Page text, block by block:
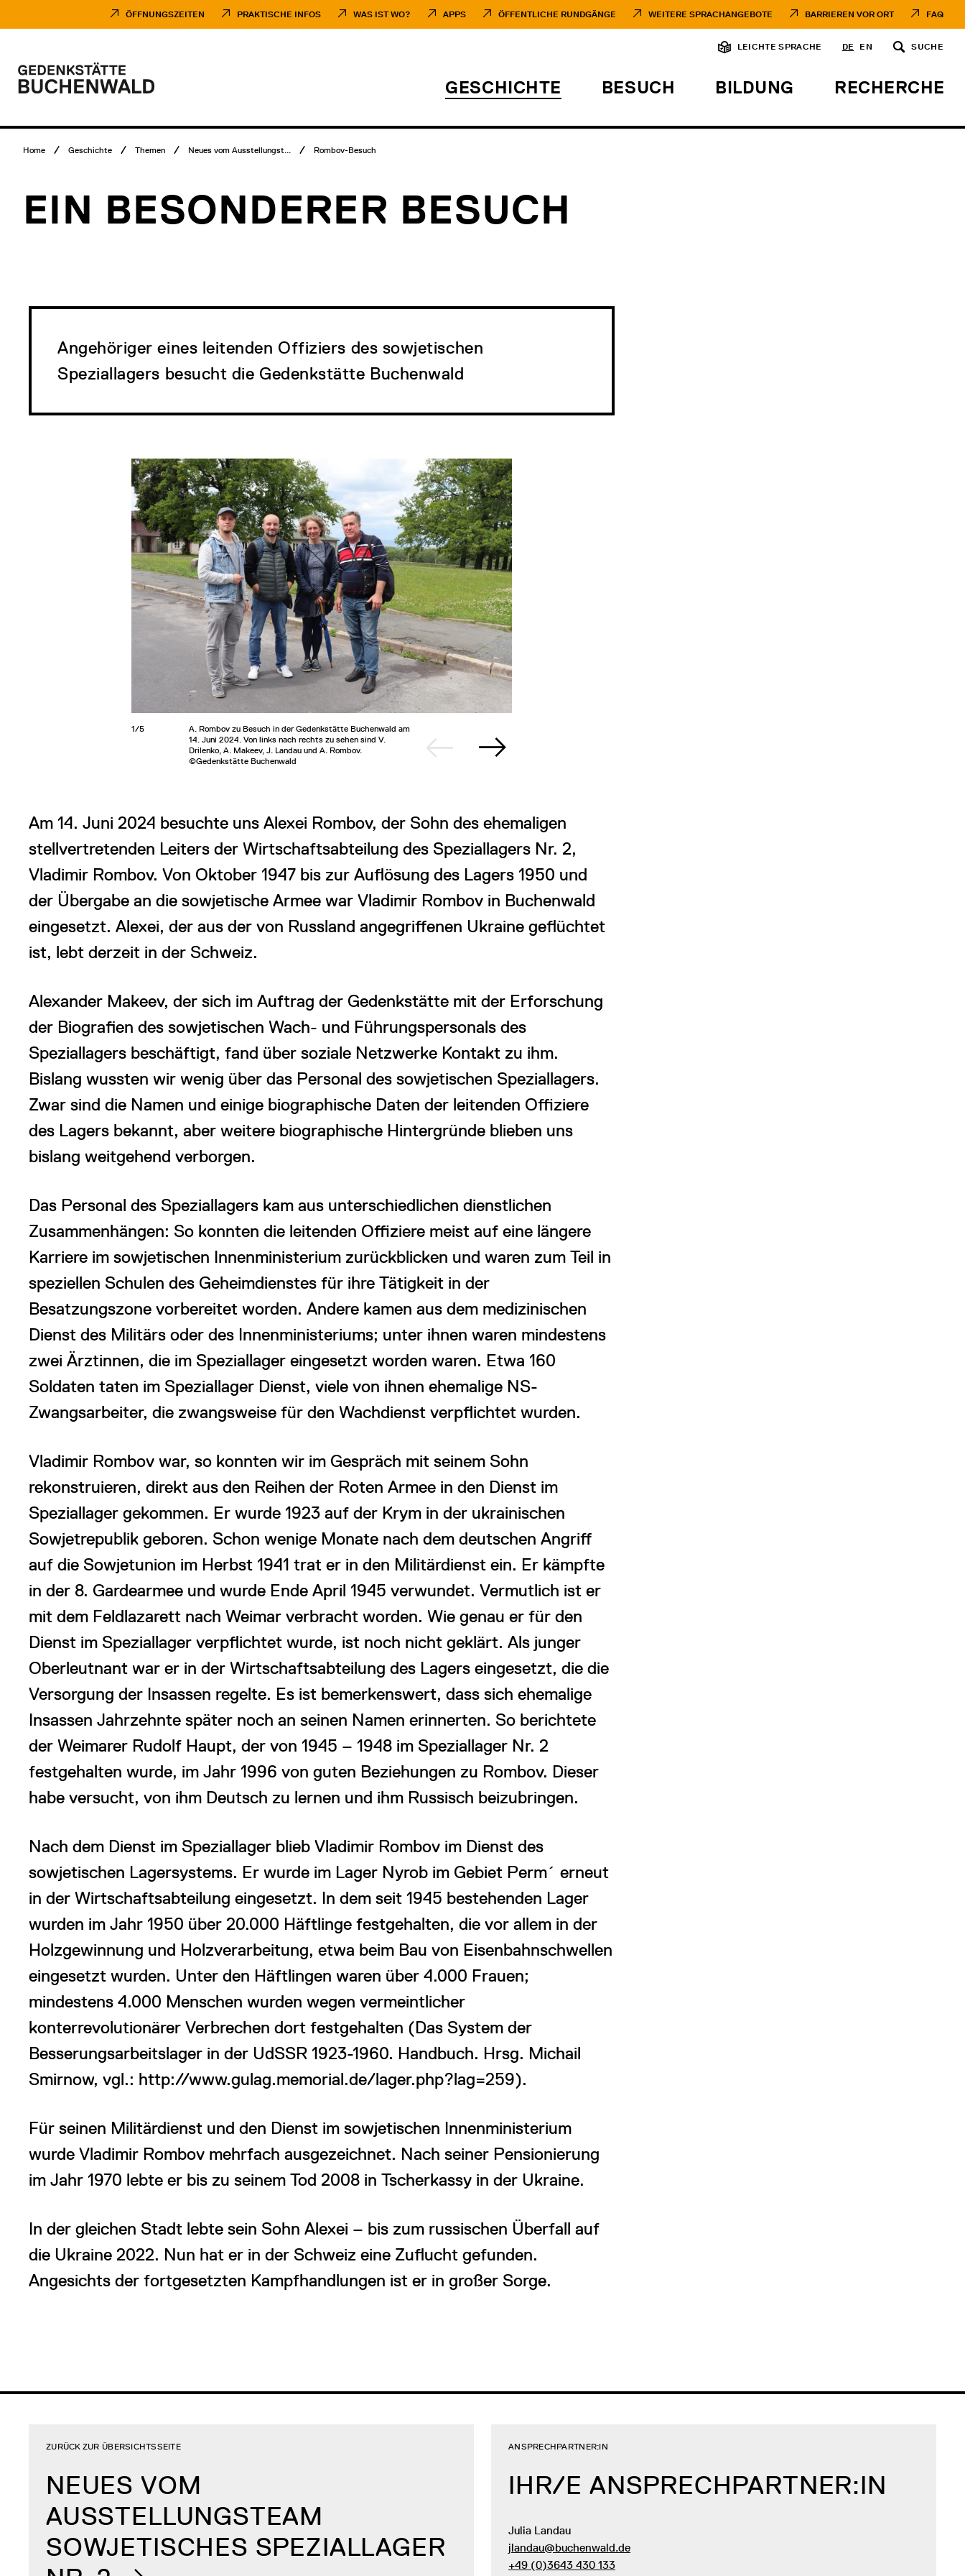
Inhalt
ÖFFNUNGSZEITEN PRAKTISCHE INFOS WAS IST WO? APPS ÖFFENTLICHE RUNDGÄNGE WEITERE SPRACHANGEBOTE BARRIEREN VOR ORT FAQ
Hauptmenü
LEICHTE SPRACHE DE EN SUCHE
Logo
Gedenkstätte
GESCHICHTE BESUCH BILDUNG RECHERCHE
Breadcrumb
Home Geschichte Themen Neues vom Ausstellungst... Rombov-Besuch
EIN BESONDERER BESUCH
Angehöriger eines leitenden Offiziers des sowjetischen
Speziallagers besucht die Gedenkstätte Buchenwald
1/5
A. Rombov zu Besuch in der Gedenkstätte Buchenwald am
14. Juni 2024. Von links nach rechts zu sehen sind V.
Drilenko, A. Makeev, J. Landau und A. Rombov.
©Gedenkstätte Buchenwald
Am 14. Juni 2024 besuchte uns Alexei Rombov, der Sohn des ehemaligen
stellvertretenden Leiters der Wirtschaftsabteilung des Speziallagers Nr. 2,
Vladimir Rombov. Von Oktober 1947 bis zur Auflösung des Lagers 1950 und
der Übergabe an die sowjetische Armee war Vladimir Rombov in Buchenwald
eingesetzt. Alexei, der aus der von Russland angegriffenen Ukraine geflüchtet
ist, lebt derzeit in der Schweiz.
Alexander Makeev, der sich im Auftrag der Gedenkstätte mit der Erforschung
der Biografien des sowjetischen Wach- und Führungspersonals des
Speziallagers beschäftigt, fand über soziale Netzwerke Kontakt zu ihm.
Bislang wussten wir wenig über das Personal des sowjetischen Speziallagers.
Zwar sind die Namen und einige biographische Daten der leitenden Offiziere
des Lagers bekannt, aber weitere biographische Hintergründe blieben uns
bislang weitgehend verborgen.
Das Personal des Speziallagers kam aus unterschiedlichen dienstlichen
Zusammenhängen: So konnten die leitenden Offiziere meist auf eine längere
Karriere im sowjetischen Innenministerium zurückblicken und waren zum Teil in
speziellen Schulen des Geheimdienstes für ihre Tätigkeit in der
Besatzungszone vorbereitet worden. Andere kamen aus dem medizinischen
Dienst des Militärs oder des Innenministeriums; unter ihnen waren mindestens
zwei Ärztinnen, die im Speziallager eingesetzt worden waren. Etwa 160
Soldaten taten im Speziallager Dienst, viele von ihnen ehemalige NS-
Zwangsarbeiter, die zwangsweise für den Wachdienst verpflichtet wurden.
Vladimir Rombov war, so konnten wir im Gespräch mit seinem Sohn
rekonstruieren, direkt aus den Reihen der Roten Armee in den Dienst im
Speziallager gekommen. Er wurde 1923 auf der Krym in der ukrainischen
Sowjetrepublik geboren. Schon wenige Monate nach dem deutschen Angriff
auf die Sowjetunion im Herbst 1941 trat er in den Militärdienst ein. Er kämpfte
in der 8. Gardearmee und wurde Ende April 1945 verwundet. Vermutlich ist er
mit dem Feldlazarett nach Weimar verbracht worden. Wie genau er für den
Dienst im Speziallager verpflichtet wurde, ist noch nicht geklärt. Als junger
Oberleutnant war er in der Wirtschaftsabteilung des Lagers eingesetzt, die die
Versorgung der Insassen regelte. Es ist bemerkenswert, dass sich ehemalige
Insassen Jahrzehnte später noch an seinen Namen erinnerten. So berichtete
der Weimarer Rudolf Haupt, der von 1945 – 1948 im Speziallager Nr. 2
festgehalten wurde, im Jahr 1996 von guten Beziehungen zu Rombov. Dieser
habe versucht, von ihm Deutsch zu lernen und ihm Russisch beizubringen.
Nach dem Dienst im Speziallager blieb Vladimir Rombov im Dienst des
sowjetischen Lagersystems. Er wurde im Lager Nyrob im Gebiet Perm´ erneut
in der Wirtschaftsabteilung eingesetzt. In dem seit 1945 bestehenden Lager
wurden im Jahr 1950 über 20.000 Häftlinge festgehalten, die vor allem in der
Holzgewinnung und Holzverarbeitung, etwa beim Bau von Eisenbahnschwellen
eingesetzt wurden. Unter den Häftlingen waren über 4.000 Frauen;
mindestens 4.000 Menschen wurden wegen vermeintlicher
konterrevolutionärer Verbrechen dort festgehalten (Das System der
Besserungsarbeitslager in der UdSSR 1923-1960. Handbuch. Hrsg. Michail
Smirnow, vgl.: http://www.gulag.memorial.de/lager.php?lag=259).
Für seinen Militärdienst und den Dienst im sowjetischen Innenministerium
wurde Vladimir Rombov mehrfach ausgezeichnet. Nach seiner Pensionierung
im Jahr 1970 lebte er bis zu seinem Tod 2008 in Tscherkassy in der Ukraine.
In der gleichen Stadt lebte sein Sohn Alexei – bis zum russischen Überfall auf
die Ukraine 2022. Nun hat er in der Schweiz eine Zuflucht gefunden.
Angesichts der fortgesetzten Kampfhandlungen ist er in großer Sorge.
NEUES VOM
AUSSTELLUNGSTEAM
SOWJETISCHES SPEZIALLAGER
ZURÜCK ZUR ÜBERSICHTSSEITE
IHR/E ANSPRECH­PARTNER:IN
ANSPRECHPARTNER:IN
Julia Landau
jlandau@buchenwald.de
+49 (0)3643 430 133